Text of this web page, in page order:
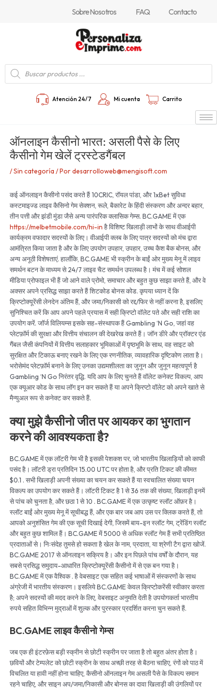
Sobre Nosotros FAQ Contacto
Búsqueda
de
productos
Atención 24/7 Mi cuenta Carrito
ऑनलाइन कैसीनो भारत: असली पैसे के लिए
कैसीनो गेम खेलें ट्रस्टेडगैंबल
/Sin categoría / Pordesarrolloweb@mengisoft.com
कई ऑनलाइन कैसीनो पसंद करते हैं 10CRIC, रॉयल पांडा, और 1xBet सुविधा
कस्‍टमाइज्‍ड लाइव कैसिनो गेम सेक्‍शन, रूले, बैकारेट के हिंदी संस्‍करण और अन्‍दर बहार,
तीन पत्ती और झंडी मुंडा जैसे अन्‍य पारंपरिक क्‍लासिक गेम्‍स. BC.GAME में एक
https://melbetmobile.com/hi-in है विशिष्ट खिलाड़ी लाभों के साथ वीआईपी
कार्यक्रम वफादार सदस्यों के लिए। वीआईपी क्लब के लिए पात्र सदस्यों को मंच द्वारा
आमंत्रित किया जाता है और के लिए उपयोग उपहार, उपहार, उच्च कैश बैक बोनस, और
अन्य अनूठी विशेषताएं. हालाँकि, BC.GAME भी स्क्रीन के बाईं ओर मुख्य मेनू में लाइव
समर्थन बटन के माध्यम से 24/7 लाइव चैट समर्थन उपलब्ध है। मंच में कई सोशल
मीडिया प्रोफाइल भी हैं जो आने वाले प्रोमो, समाचार और बहुत कुछ साझा करते हैं, और वे
अक्सर अपने प्रसिद्ध साझा करते हैं शिटकोड बोनस कोड. कृपया ध्यान दें कि
क्रिप्टोक्यूरेंसी लेनदेन अंतिम हैं, और जमा/निकासी को रद्द/फिर से नहीं करना है, इसलिए
सुनिश्चित करें कि आप अपने पहले प्रयास में सही क्रिप्टो वॉलेट पते और सही राशि का
उपयोग करें. जॉर्ज विलियम्स इसके सह-संस्थापक हैं Gambling ‘N Go, जहां वह
प्लेटफ़ॉर्म की सुरक्षा और वित्तीय संचालन की देखरेख करते हैं। जॉन डीरे और प्रॉक्टर एंड
गैंबल जैसी कंपनियों में वित्तीय सलाहकार भूमिकाओं में पृष्ठभूमि के साथ, वह साइट को
सुरक्षित और टिकाऊ बनाए रखने के लिए एक रणनीतिक, व्यावहारिक दृष्टिकोण लाता है।
भरोसेमंद प्लेटफ़ॉर्म बनाने के लिए उनका उद्यमशीलता का जुनून और जुनून महत्वपूर्ण है
Gambling ‘N Go निरंतर वृद्धि. यदि आप के लिए चुनते हैं वॉलेट कनेक्ट विकल्प, आप
एक क्यूआर कोड के साथ लॉग इन कर सकते हैं या अपने क्रिप्टो वॉलेट को अपने खाते से
मैन्युअल रूप से कनेक्ट कर सकते हैं.
क्या मुझे कैसीनो जीत पर आयकर का भुगतान
करने की आवश्यकता है?
BC.GAME में एक लॉटरी गेम भी है इसकी पेशकश पर, जो भारतीय खिलाड़ियों को काफी
पसंद है। लॉटरी ड्रा प्रतिदिन 15.00 UTC पर होता है, और प्रति टिकट की कीमत
$0.1 . सभी खिलाड़ी अपनी संख्या का चयन कर सकते हैं या स्वचालित संख्या चयन
विकल्प का उपयोग कर सकते हैं। लॉटरी टिकट है 1 से 36 तक की संख्या, खिलाड़ी इनमें
से पांच को चुनता है, और छठा 1 से 10 . BC.GAME में एक उत्कृष्ट स्लॉट ऑफ़र है।
स्लॉट बाईं ओर मुख्य मेनू में सूचीबद्ध हैं, और एक बार जब आप उस पर क्लिक करते हैं, तो
आपको अनुशंसित गेम की एक सूची दिखाई देगी, जिसमें बाय-इन स्लॉट गेम, ट्रेंडिंग स्लॉट
और बहुत कुछ शामिल हैं। BC.GAME में 5000 से अधिक स्लॉट गेम हैं सभी प्रतिष्ठित
प्रदाताओं से। निःसंदेह तुमसे हो सकता है खेल के नाम, प्रदाता, या श्रेणी टैग द्वारा खोजें.
BC.GAME 2017 से ऑनलाइन सक्रिय है। और इन पिछले पांच वर्षों के दौरान, यह
सबसे प्रसिद्ध समुदाय-आधारित क्रिप्टोक्यूरेंसी कैसीनो में से एक बन गया है।
BC.GAME में एक वैश्विक . है वेबसाइट एक सहित कई भाषाओं में संस्करणों के साथ
अंग्रेजी में भारतीय संस्करण। इसलिये BC.GAME केवल क्रिप्टोकरेंसी स्वीकार करता
है; अपने सदस्यों की मदद करने के लिए, वेबसाइट अनुमति देती है उपयोगकर्ता भारतीय
रुपये सहित विभिन्न मुद्राओं में शुल्क और पुरस्कार प्रदर्शित करना चुन सकते हैं.
BC.GAME लाइव कैसीनो गेम्स
जब एक ही इंटरफ़ेस बड़ी स्क्रीन से छोटी स्क्रीन पर जाता है तो बहुत अंतर होता है।
छवियों और टेम्पलेट को छोटी स्क्रीन के साथ अच्छी तरह से बैठना चाहिए, रंगों को पाठ में
विचलित या हावी नहीं होना चाहिए, कैसीनो ऑनलाइन गेम असली पैसे के विकल्प समान
रहने चाहिए, और साइन अप/जमा/निकासी और बोनस का दावा खिलाड़ी की उंगलियों पर